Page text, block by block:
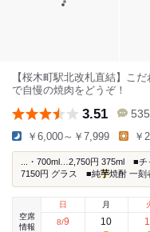
【桜木町駅北改札直結】こ
で自慢の焼肉をどうぞ！
3.51 535
￥6,000～￥7,999 ￥
...・700ml…2,750円 375ml ■
7150円 グラス ■純芋焼酎 一刻
空席
情報
日
8/9
月
10